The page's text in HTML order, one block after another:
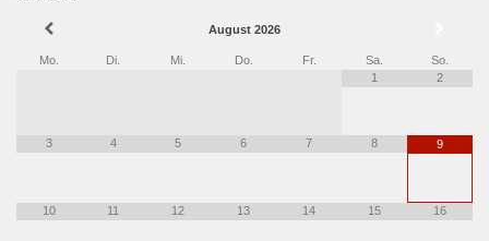
August 2026
Mo. Di. Mi. Do. Fr. Sa.
So.
1
2
3 4 5 6 7 8 9
10 11 12 13 14 15 16